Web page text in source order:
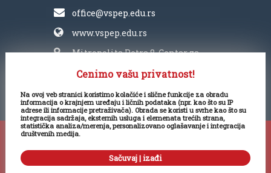
office@vspep.edu.rs
www.vspep.edu.rs
Mitropolita Petra 8, Centar za
kulturu „Vlada Divljan“
Visoka škola PEP 2025. Sva prava
zadržana.
Cenimo vašu privatnost!
Na ovoj veb stranici koristimo kolačiće i slične funkcije za obradu
informacija o krajnjem uređaju i ličnih podataka (npr. kao što su IP
adrese ili informacije pretraživača). Obrada se koristi u svrhe kao što su
integracija sadržaja, eksternih usluga i elemenata trećih strana,
statistička analiza/merenja, personalizovano oglašavanje i integracija
društvenih medija.
Sačuvaj | izađi